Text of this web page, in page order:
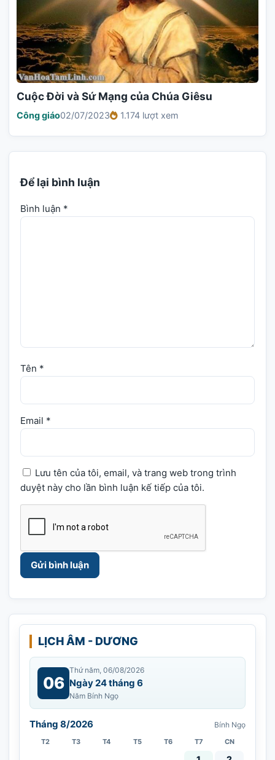
Cuộc Đời và Sứ Mạng của Chúa Giêsu
Công giáo02/07/2023 1.174 lượt xem
Để lại bình luận
Bình luận *
Tên *
Email *
Lưu tên của tôi, email, và trang web trong trình
duyệt này cho lần bình luận kế tiếp của tôi.
LỊCH ÂM - DƯƠNG
06
Thứ năm, 06/08/2026
Ngày 24 tháng 6
Năm Bính Ngọ
Tháng 8/2026 Bính Ngọ
T2 T3 T4 T5 T6 T7 CN
Vía Quán Thế Âm